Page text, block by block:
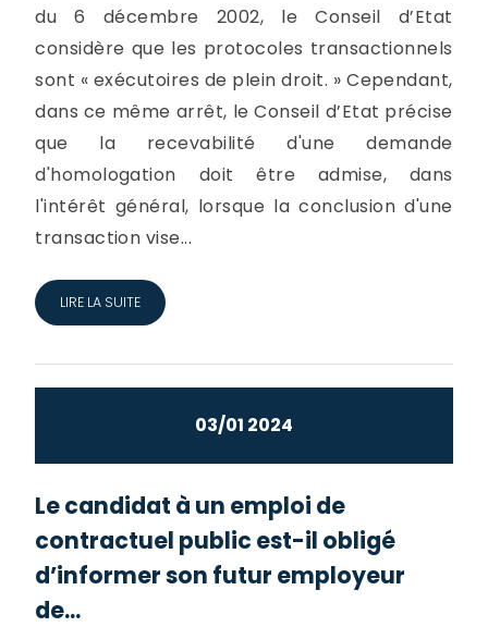
du 6 décembre 2002, le Conseil d’Etat
considère que les protocoles transactionnels
sont « exécutoires de plein droit. » Cependant,
dans ce même arrêt, le Conseil d’Etat précise
que la recevabilité d'une demande
d'homologation doit être admise, dans
l'intérêt général, lorsque la conclusion d'une
transaction vise...
LIRE LA SUITE
03/01 2024
Le candidat à un emploi de
contractuel public est-il obligé
d’informer son futur employeur
de...